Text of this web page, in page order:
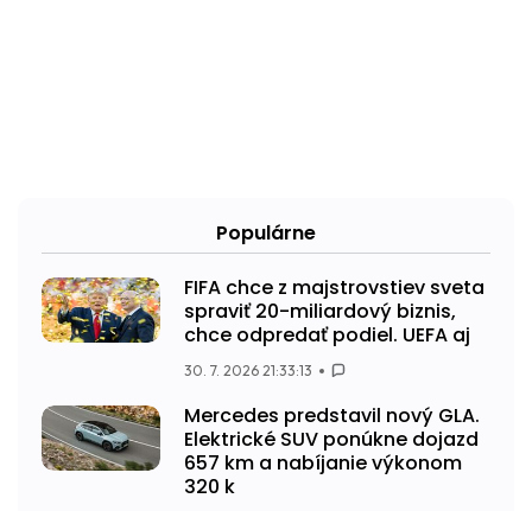
Populárne
FIFA chce z majstrovstiev sveta
spraviť 20-miliardový biznis,
chce odpredať podiel. UEFA aj
30. 7. 2026 21:33:13
Mercedes predstavil nový GLA.
Elektrické SUV ponúkne dojazd
657 km a nabíjanie výkonom
320 k